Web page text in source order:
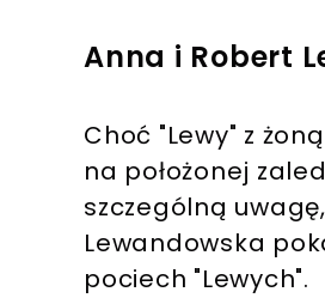
Anna i Robert
Choć "Lewy" z
na położonej
szczególną
Lewandowska
pociech "Lewych".